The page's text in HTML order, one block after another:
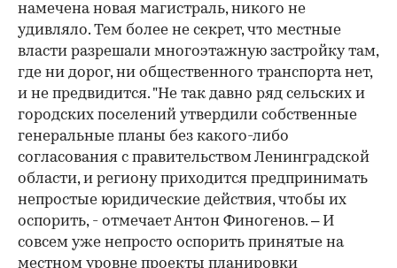
намечена новая магистраль, никого не
удивляло. Тем более не секрет, что местные
власти разрешали многоэтажную застройку там,
где ни дорог, ни общественного транспорта нет,
и не предвидится. "Не так давно ряд сельских и
городских поселений утвердили собственные
генеральные планы без какого-либо
согласования с правительством Ленинградской
области, и региону приходится предпринимать
непростые юридические действия, чтобы их
оспорить, - отмечает Антон Финогенов. – И
совсем уже непросто оспорить принятые на
местном уровне проекты планировки